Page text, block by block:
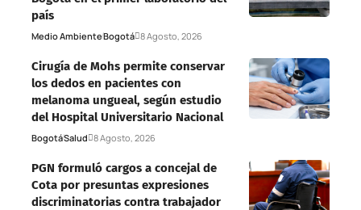
país
Medio AmbienteBogotá 8 Agosto, 2026
Cirugía de Mohs permite conservar
los dedos en pacientes con
melanoma ungueal, según estudio
del Hospital Universitario Nacional
BogotáSalud 8 Agosto, 2026
PGN formuló cargos a concejal de
Cota por presuntas expresiones
discriminatorias contra trabajador